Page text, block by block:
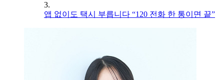
3.
앱 없이도 택시 부릅니다 “120 전화 한 통이면 끝”